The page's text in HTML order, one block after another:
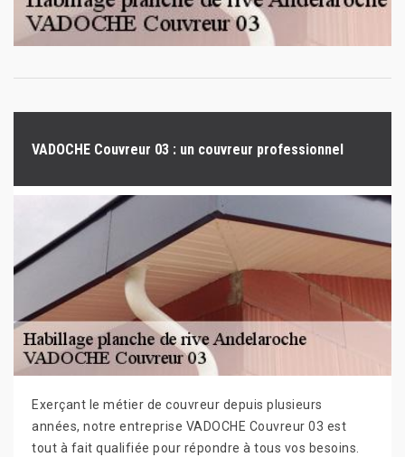
VADOCHE Couvreur 03 : un couvreur professionnel
Exerçant le métier de couvreur depuis plusieurs
années, notre entreprise VADOCHE Couvreur 03 est
tout à fait qualifiée pour répondre à tous vos besoins.